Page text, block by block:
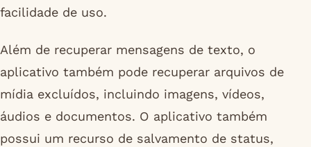
facilidade de uso.
Além de recuperar mensagens de texto, o
aplicativo também pode recuperar arquivos de
mídia excluídos, incluindo imagens, vídeos,
áudios e documentos. O aplicativo também
possui um recurso de salvamento de status,